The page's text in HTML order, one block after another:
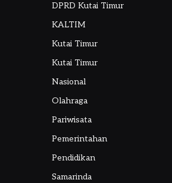
DPRD Kutai Timur
KALTIM
Kutai Timur
Kutai Timur
Nasional
Olahraga
Pariwisata
Pemerintahan
Pendidikan
Samarinda